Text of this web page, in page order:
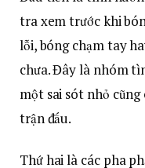
tra xem trước khi
lỗi, bóng chạm tay
chưa. Đây là nhóm
một sai sót nhỏ
trận đấu.
Thứ hai là các pha